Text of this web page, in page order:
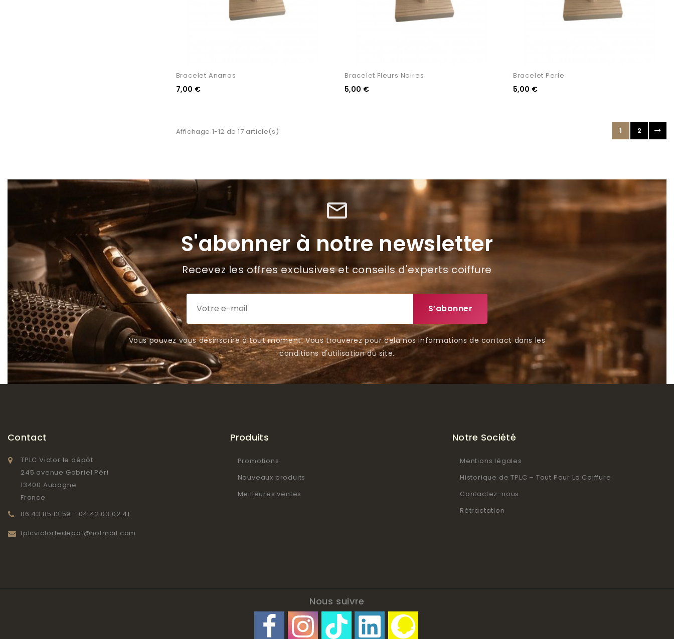
Bracelet Ananas
7,00 €
Bracelet Fleurs Noires
5,00 €
Bracelet Perle
5,00 €
Affichage 1-12 de 17 article(s) 1 2
mail_outline
S'abonner à notre newsletter
Recevez les offres exclusives et conseils d'experts coiffure
Vous pouvez vous désinscrire à tout moment. Vous trouverez pour cela nos informations de contact dans les
conditions d'utilisation du site.
Contact
TPLC Victor le dépôt
245 avenue Gabriel Péri
13400 Aubagne
France
06.43.85.12.59 - 04.42.03.02.41
tplcvictorledepot@hotmail.com
Produits
Promotions
Nouveaux produits
Meilleures ventes
Notre Société
Mentions légales
Historique de TPLC – Tout Pour La Coiffure
Contactez-nous
Rétractation
Nous suivre